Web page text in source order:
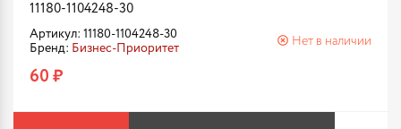
11180-1104248-30
Артикул: 11180-1104248-30
Бренд: Бизнес-Приоритет
Нет в наличии
60 ₽